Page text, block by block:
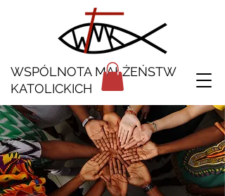
WSPÓLNOTA MAŁŻEŃSTW
KATOLICKICH